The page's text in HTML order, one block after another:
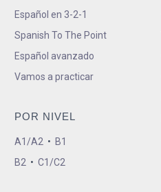
Español en 3-2-1
Spanish To The Point
Español avanzado
Vamos a practicar
POR NIVEL
A1/A2 • B1
B2 • C1/C2